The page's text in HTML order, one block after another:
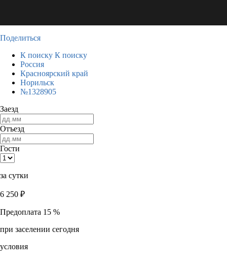
Поделиться
К поиску К поиску
Россия
Красноярский край
Норильск
№1328905
Заезд
Отъезд
Гости
за сутки
6 250 ₽
Предоплата 15 %
при заселении сегодня
условия